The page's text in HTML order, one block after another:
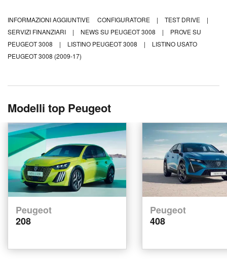
INFORMAZIONI AGGIUNTIVE CONFIGURATORE | TEST DRIVE
|
SERVIZI FINANZIARI
| NEWS SU PEUGEOT 3008 |
PROVE SU
PEUGEOT 3008
| LISTINO PEUGEOT 3008 |
LISTINO USATO
PEUGEOT 3008 (2009-17)
Modelli top Peugeot
Peugeot
208
Peugeot
408